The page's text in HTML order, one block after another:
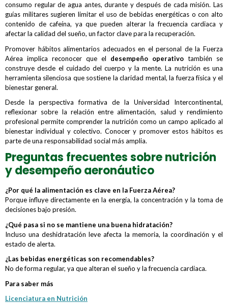
consumo regular de agua antes, durante y después de cada misión. Las
guías militares sugieren limitar el uso de bebidas energéticas o con alto
contenido de cafeína, ya que pueden alterar la frecuencia cardiaca y
afectar la calidad del sueño, un factor clave para la recuperación.
Promover hábitos alimentarios adecuados en el personal de la Fuerza
Aérea implica reconocer que el desempeño operativo también se
construye desde el cuidado del cuerpo y la mente. La nutrición es una
herramienta silenciosa que sostiene la claridad mental, la fuerza física y el
bienestar general.
Desde la perspectiva formativa de la Universidad Intercontinental,
reflexionar sobre la relación entre alimentación, salud y rendimiento
profesional permite comprender la nutrición como un campo aplicado al
bienestar individual y colectivo. Conocer y promover estos hábitos es
parte de una responsabilidad social más amplia.
Preguntas frecuentes sobre nutrición
y desempeño aeronáutico
¿Por qué la alimentación es clave en la Fuerza Aérea?
Porque influye directamente en la energía, la concentración y la toma de
decisiones bajo presión.
¿Qué pasa si no se mantiene una buena hidratación?
Incluso una deshidratación leve afecta la memoria, la coordinación y el
estado de alerta.
¿Las bebidas energéticas son recomendables?
No de forma regular, ya que alteran el sueño y la frecuencia cardiaca.
Para saber más
Licenciatura en Nutrición